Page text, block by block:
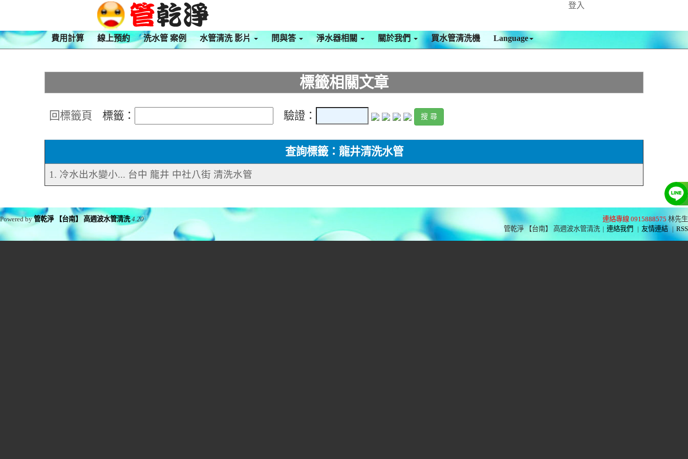
登入
費用計算 線上預約 洗水管 案例 水管清洗 影片 問與答 淨水器相關 關於我們 買水管清洗機 Language
標籤相關文章
回標籤頁 標籤： 驗證：
查詢標籤：龍井清洗水管
1. 冷水出水變小... 台中 龍井 中社八街 清洗水管
連絡專線 0915888575 林先生
管乾淨 【台南】 高週波水管清洗 | 連絡我們 | 友情連結 | RSS
Powered by管乾淨 【台南】 高週波水管清洗 4.20